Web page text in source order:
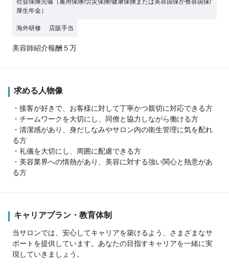
社会保険完備（雇用保険/労災保険/健康保険または美容国保か整容国保/
厚生年金）
海外研修 店販手当
美容師紹介報酬５万
求める人物像
・接客が好きで、お客様に対して丁寧かつ親切に対応できる方
・チームワークを大切にし、同僚と協力しながら働ける方
・清潔感があり、身だしなみやサロン内の衛生管理に気を配れ
る方
・礼儀を大切にし、周囲に配慮できる方
・美容業界への情熱があり、美容に対する強い関心と熱意があ
る方
キャリアプラン・教育体制
当サロンでは、安心してキャリアを築けるよう、さまざまなサ
ポートを提供しています。あなたの目指すキャリアを一緒に実
現していきましょう。